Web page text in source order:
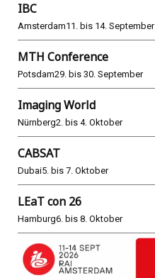
IBC
Amsterdam11. bis 14. September
MTH Conference
Potsdam29. bis 30. September
Imaging World
Nürnberg2. bis 4. Oktober
CABSAT
Dubai5. bis 7. Oktober
LEaT con 26
Hamburg6. bis 8. Oktober